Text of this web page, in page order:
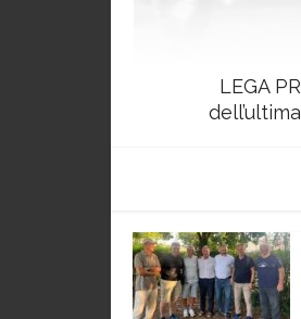
LEGA